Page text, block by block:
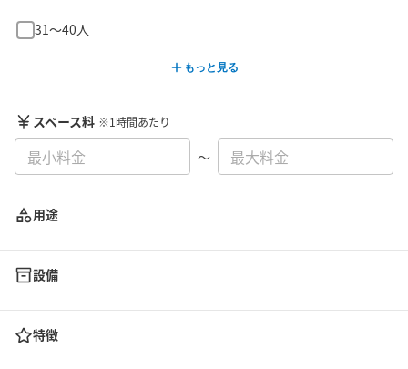
31〜40人
もっと見る
スペース料 ※1時間あたり
〜
用途
設備
特徴